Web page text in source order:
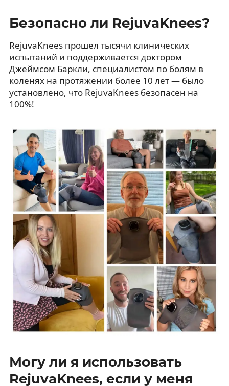
Безопасно ли RejuvaKnees?
RejuvaKnees прошел тысячи клинических
испытаний и поддерживается доктором
Джеймсом Баркли, специалистом по болям в
коленях на протяжении более 10 лет — было
установлено, что RejuvaKnees безопасен на
100%!
Могу ли я использовать
RejuvaKnees, если у меня